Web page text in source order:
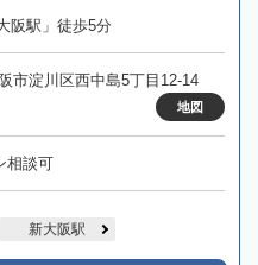
阪駅」徒歩5分
市淀川区西中島5丁目12-14
地図
相談可
新大阪駅